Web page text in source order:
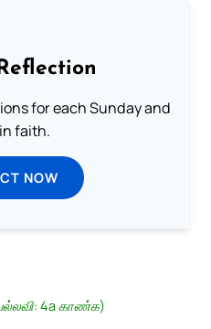
for each Sunday and
faith.
NOW
4a காண்க)